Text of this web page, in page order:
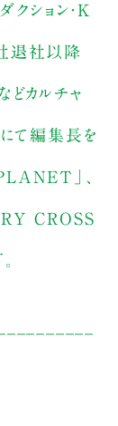
クション・K
退社以降
どカルチャ
にて編集長を
」、
CROSS